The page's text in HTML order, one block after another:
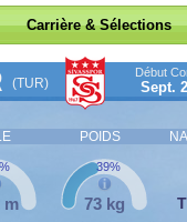
Carrière & Sélections
(TUR)
Début
Sept.
POIDS
m 73 kg
39%